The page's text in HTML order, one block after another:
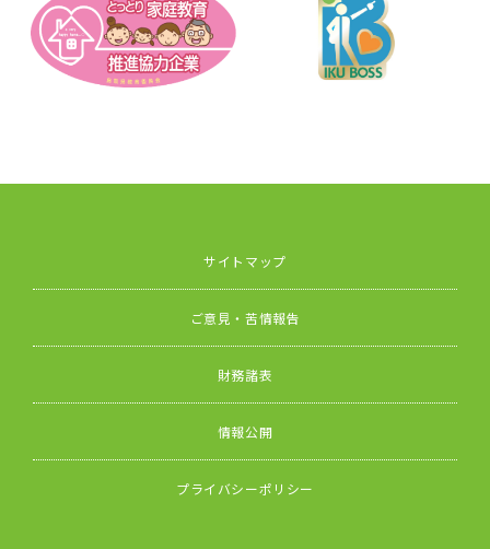
サイトマップ
ご意見・苦情報告
財務諸表
情報公開
プライバシーポリシー